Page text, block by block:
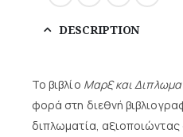
DESCRIPTION
Το βιβλίο Μαρξ και
φορά στη διεθνή
διπλωματία, αξιοποιώντας